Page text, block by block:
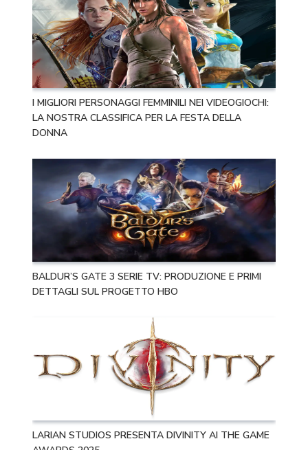
I MIGLIORI PERSONAGGI FEMMINILI NEI VIDEOGIOCHI:
LA NOSTRA CLASSIFICA PER LA FESTA DELLA
DONNA
BALDUR’S GATE 3 SERIE TV: PRODUZIONE E PRIMI
DETTAGLI SUL PROGETTO HBO
LARIAN STUDIOS PRESENTA DIVINITY AI THE GAME